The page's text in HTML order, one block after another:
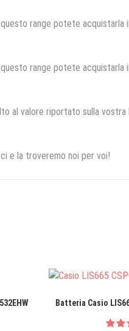
range potete acquistarla
range potete acquistarla
al valore riportato sulla
e la troveremo noi per voi!
Batteria Casio